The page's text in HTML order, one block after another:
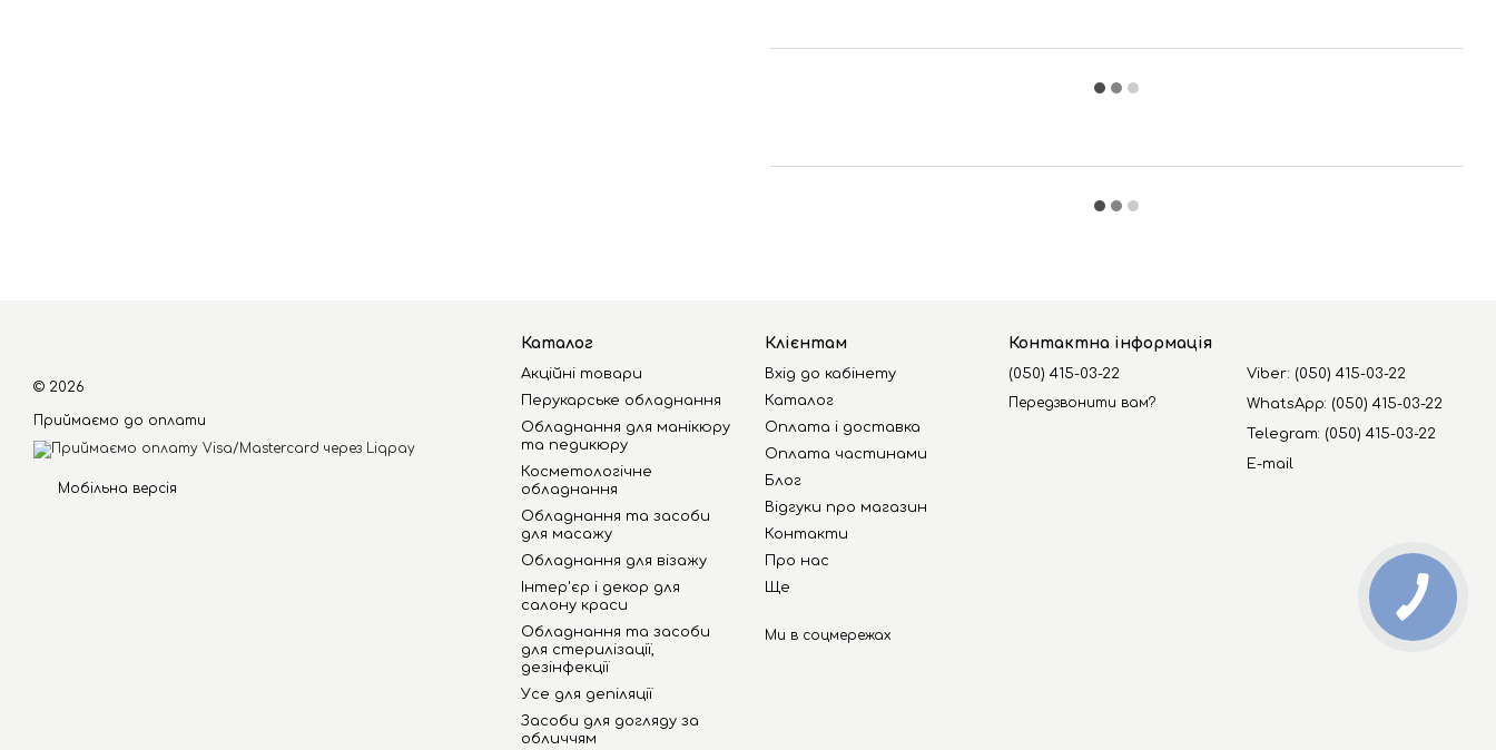
© 2026
Приймаємо до оплати
Мобільна версія
Каталог
Акційні товари
Перукарське обладнання
Обладнання для манікюру
та педикюру
Косметологічне
обладнання
Обладнання та засоби
для масажу
Обладнання для візажу
Інтер'єр і декор для
салону краси
Обладнання та засоби
для стерилізації,
дезінфекції
Усе для депіляції
Засоби для догляду за
обличчям
Клієнтам
Вхід до кабінету
Каталог
Оплата і доставка
Оплата частинами
Блог
Відгуки про магазин
Контакти
Про нас
Ще
Ми в соцмережах
Контактна інформація
(050) 415-03-22
Передзвонити вам?
Viber: (050) 415-03-22
WhatsApp: (050) 415-03-22
Telegram: (050) 415-03-22
E-mail